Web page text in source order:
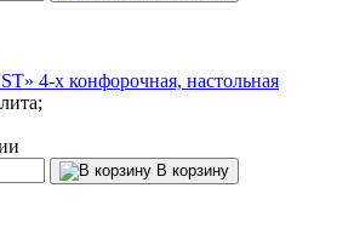
4-х конфорочная, настольная
В корзину